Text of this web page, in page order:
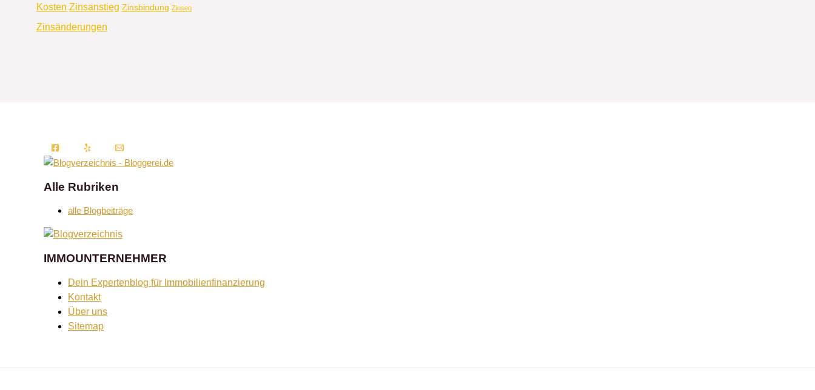
Kosten Zinsanstieg Zinsbindung Zinsen
Zinsänderungen
Alle Rubriken
alle Blogbeiträge
IMMOUNTERNEHMER
Dein Expertenblog für Immobilienfinanzierung
Kontakt
Über uns
Sitemap